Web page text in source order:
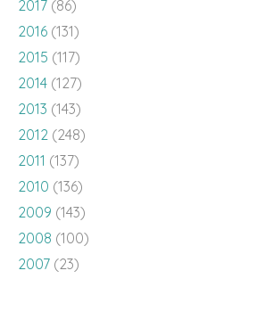
2017 (86)
2016 (131)
2015 (117)
2014 (127)
2013 (143)
2012 (248)
2011 (137)
2010 (136)
2009 (143)
2008 (100)
2007 (23)